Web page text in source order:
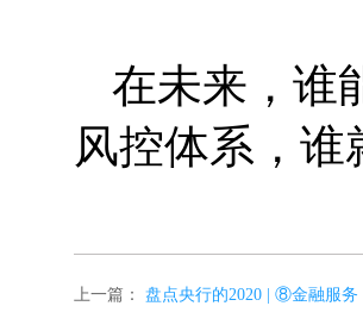
在未来，谁
风控体系，
上一篇： 盘点央行的2020 | ⑧金融服务